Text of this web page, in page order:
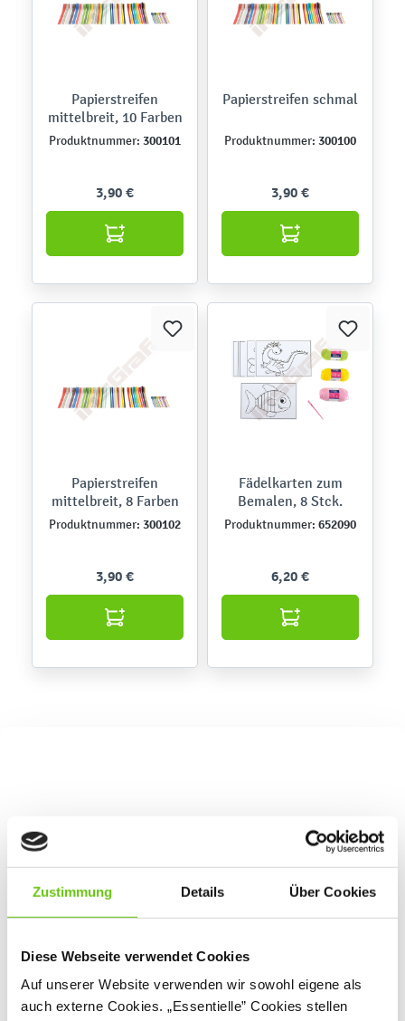
Zustimmung Details Über Cookies
Diese Webseite verwendet Cookies
Auf unserer Website verwenden wir sowohl eigene als
auch externe Cookies. „Essentielle” Cookies stellen
Papierstreifen
mittelbreit, 10 Farben
Produktnummer: 300101
3,90 €
Papierstreifen schmal
Produktnummer: 300100
3,90 €
Papierstreifen
mittelbreit, 8 Farben
Produktnummer: 300102
3,90 €
Fädelkarten zum
Bemalen, 8 Stck.
Produktnummer: 652090
6,20 €